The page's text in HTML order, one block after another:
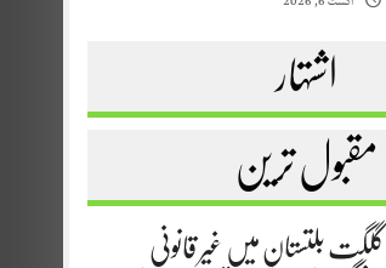
اشتہار
مقبول ترین
گلگت بلتستان میں غیر قانونی